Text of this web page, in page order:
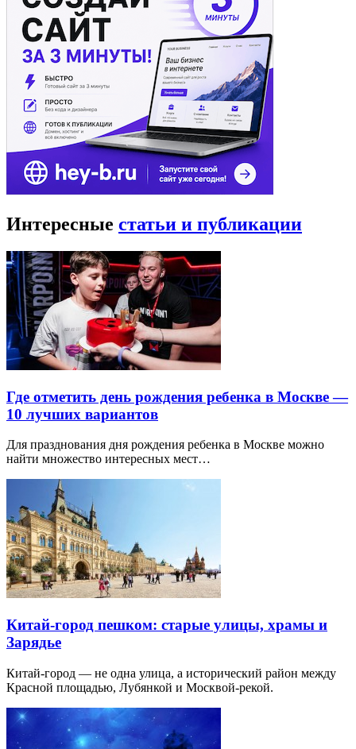
Интересные статьи и публикации
Где отметить день рождения ребенка в Москве —
10 лучших вариантов
Для празднования дня рождения ребенка в Москве можно
найти множество интересных мест…
Китай-город пешком: старые улицы, храмы и
Зарядье
Китай-город — не одна улица, а исторический район между
Красной площадью, Лубянкой и Москвой-рекой.